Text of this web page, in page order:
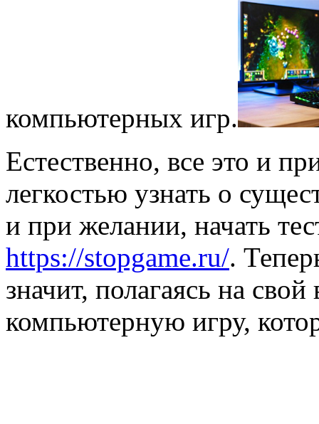
компьютерных игр.
Естественно, все это и
легкостью узнать о
и при желании, начать
https://stopgame.ru/.
значит, полагаясь на
компьютерную игру,